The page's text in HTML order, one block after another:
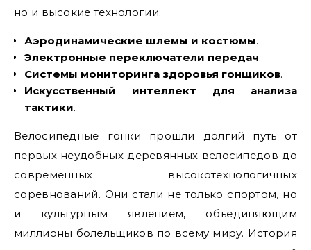
но и высокие технологии:
Аэродинамические шлемы и костюмы.
Электронные переключатели передач.
Системы мониторинга здоровья гонщиков.
Искусственный интеллект для анализа
тактики.
Велосипедные гонки прошли долгий путь от
первых неудобных деревянных велосипедов до
современных высокотехнологичных
соревнований. Они стали не только спортом, но
и культурным явлением, объединяющим
миллионы болельщиков по всему миру. История